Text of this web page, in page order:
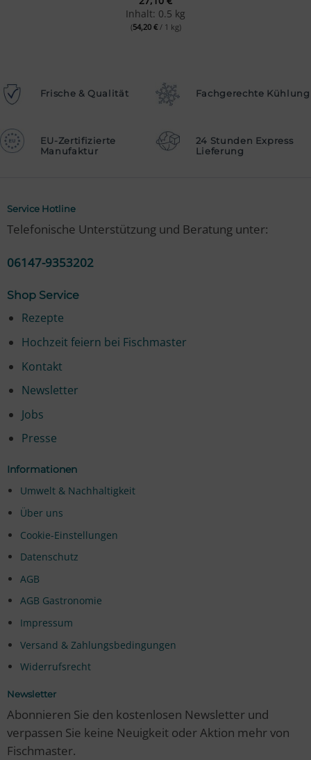
Inhalt: 0.5 kg
(54,20 €/ 1 kg)
Frische & Qualität Fachgerechte Kühlung
EU-Zertifizierte
Manufaktur
24 Stunden Express
Lieferung
Service Hotline
Telefonische Unterstützung und Beratung unter:
06147-9353202
Shop Service
Rezepte
Hochzeit feiern bei Fischmaster
Kontakt
Newsletter
Jobs
Presse
Informationen
Umwelt & Nachhaltigkeit
Über uns
Cookie-Einstellungen
Datenschutz
AGB
AGB Gastronomie
Impressum
Versand & Zahlungsbedingungen
Widerrufsrecht
Newsletter
Abonnieren Sie den kostenlosen Newsletter und
verpassen Sie keine Neuigkeit oder Aktion mehr von
Fischmaster.